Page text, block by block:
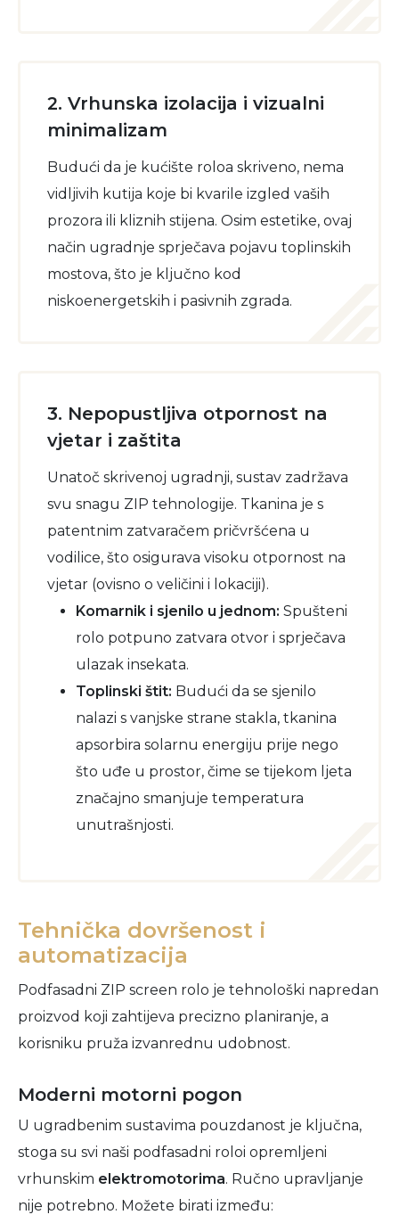
2. Vrhunska izolacija i vizualni
minimalizam
Budući da je kućište roloa skriveno, nema
vidljivih kutija koje bi kvarile izgled vaših
prozora ili kliznih stijena. Osim estetike, ovaj
način ugradnje sprječava pojavu toplinskih
mostova, što je ključno kod
niskoenergetskih i pasivnih zgrada.
3. Nepopustljiva otpornost na
vjetar i zaštita
Unatoč skrivenoj ugradnji, sustav zadržava
svu snagu ZIP tehnologije. Tkanina je s
patentnim zatvaračem pričvršćena u
vodilice, što osigurava visoku otpornost na
vjetar (ovisno o veličini i lokaciji).
Komarnik i sjenilo u jednom: Spušteni
rolo potpuno zatvara otvor i sprječava
ulazak insekata.
Toplinski štit: Budući da se sjenilo
nalazi s vanjske strane stakla, tkanina
apsorbira solarnu energiju prije nego
što uđe u prostor, čime se tijekom ljeta
značajno smanjuje temperatura
unutrašnjosti.
Tehnička dovršenost i
automatizacija
Podfasadni ZIP screen rolo je tehnološki napredan
proizvod koji zahtijeva precizno planiranje, a
korisniku pruža izvanrednu udobnost.
Moderni motorni pogon
U ugradbenim sustavima pouzdanost je ključna,
stoga su svi naši podfasadni roloi opremljeni
vrhunskim elektromotorima. Ručno upravljanje
nije potrebno. Možete birati između: